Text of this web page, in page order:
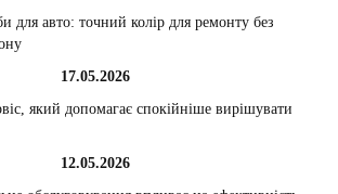
для авто: точний колір для ремонту без
17.05.2026
який допомагає спокійніше вирішувати
12.05.2026